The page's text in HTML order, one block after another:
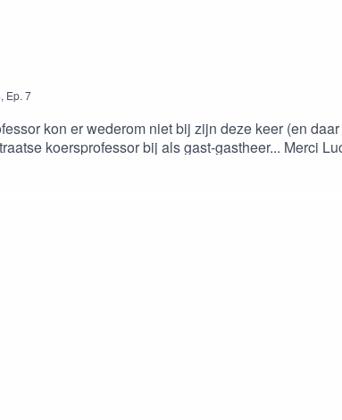
, Ep. 7
kon er wederom niet bij zijn deze keer (en
koersprofessor bij als gast-gastheer... Merci
grote koerskes gebeurt.Nog tot Minderhout kermis